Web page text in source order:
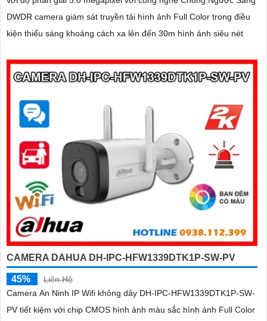
DWDR camera giám sát truyền tải hình ảnh Full Color trong điều
kiện thiếu sáng khoảng cách xa lên đến 30m hình ảnh siêu nét
CAMERA DAHUA DH-IPC-HFW1339DTK1P-SW-PV
45%
Liên Hệ
Camera An Ninh IP Wifi không dây DH-IPC-HFW1339DTK1P-SW-
PV tiết kiệm với chip CMOS hình ảnh màu sắc hình ảnh Full Color